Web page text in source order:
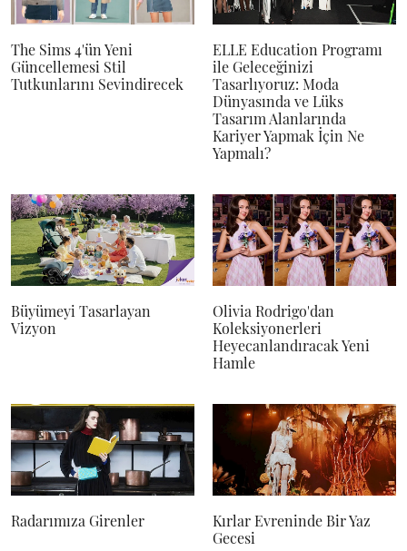
The Sims 4'ün Yeni
Güncellemesi Stil
Tutkunlarını Sevindirecek
ELLE Education Programı
ile Geleceğinizi
Tasarlıyoruz: Moda
Dünyasında ve Lüks
Tasarım Alanlarında
Kariyer Yapmak İçin Ne
Yapmalı?
Büyümeyi Tasarlayan
Vizyon
Olivia Rodrigo'dan
Koleksiyonerleri
Heyecanlandıracak Yeni
Hamle
Radarımıza Girenler
Kırlar Evreninde Bir Yaz
Gecesi